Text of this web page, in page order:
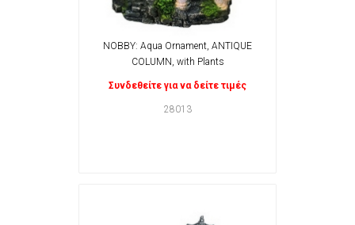
NOBBY: Aqua Ornament, ANTIQUE
COLUMN, with Plants
Συνδεθείτε για να δείτε τιμές
28013